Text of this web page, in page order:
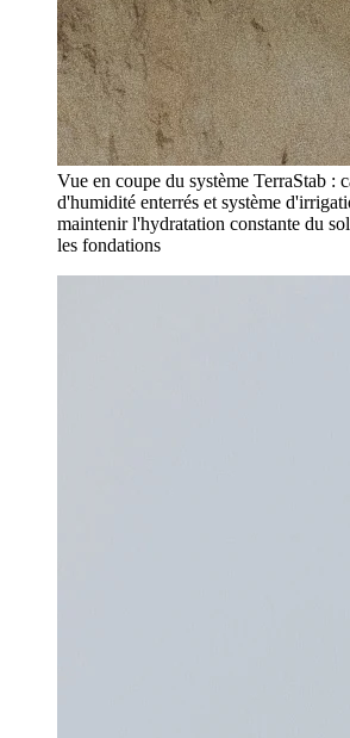
Vue en coupe du système TerraStab :
d'humidité enterrés et système
maintenir l'hydratation constante du
les fondations